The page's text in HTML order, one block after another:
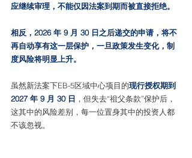
应继续审理，不能仅因法案到期而被直接拒绝。
相反，2026 年 9 月 30 日之后递交的申请，将不
再自动享有这一层保护，一旦政策发生变化，制
度风险将明显上升。
虽然新法案下EB-5区域中心项目的现行授权期到
2027 年 9 月 30 日 ，但失去“祖父条款”保护后，
这其中的风险差别，每一位置身其中的投资人都
不该忽视。